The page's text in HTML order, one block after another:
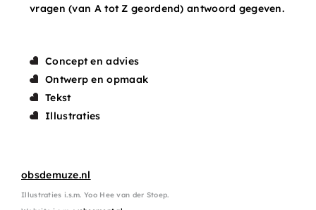
vragen (van A tot Z geordend) antwoord gegeven.
Concept en advies
Ontwerp en opmaak
Tekst
Illustraties
obsdemuze.nl
Illustraties i.s.m. Yoo Hee van der Stoep.